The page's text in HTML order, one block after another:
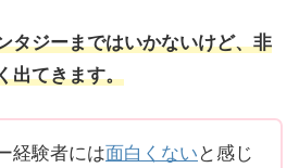
タジーまではいかないけど、非
出てきます。
経験者には面白くない と感じ